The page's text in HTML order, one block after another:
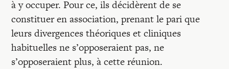
Entretiens
Revues
à y occuper. Pour ce, ils décidèrent de se
constituer en association, prenant le pari que
leurs divergences théoriques et cliniques
habituelles ne s’opposeraient pas, ne
s’opposeraient plus, à cette réunion.